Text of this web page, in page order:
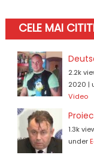
CELE MAI
2.2k
2020 |
Video
1.3k
under